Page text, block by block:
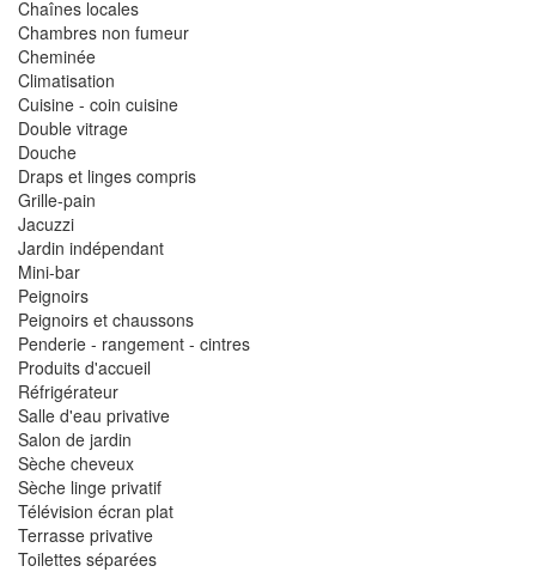
Chaînes locales
Chambres non fumeur
Cheminée
Climatisation
Cuisine - coin cuisine
Double vitrage
Douche
Draps et linges compris
Grille-pain
Jacuzzi
Jardin indépendant
Mini-bar
Peignoirs
Peignoirs et chaussons
Penderie - rangement - cintres
Produits d'accueil
Réfrigérateur
Salle d'eau privative
Salon de jardin
Sèche cheveux
Sèche linge privatif
Télévision écran plat
Terrasse privative
Toilettes séparées